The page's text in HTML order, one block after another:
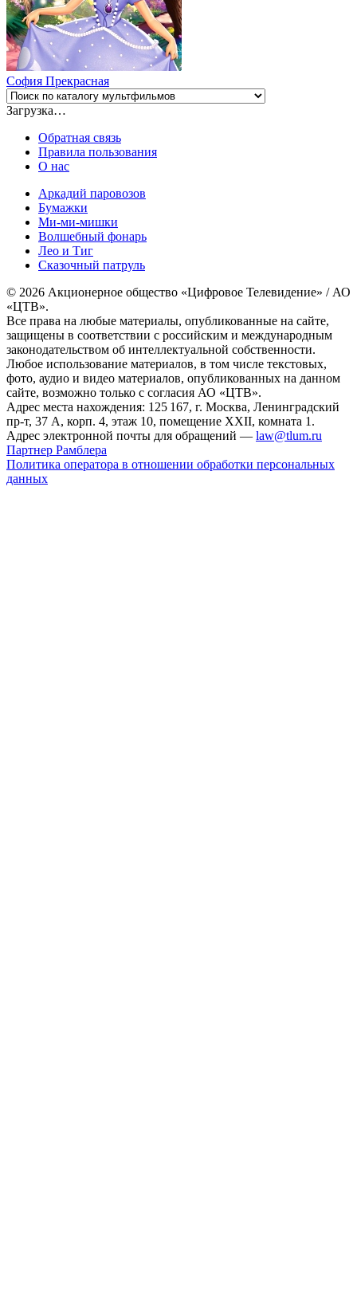
София Прекрасная
Загрузка…
Обратная связь
Правила пользования
О нас
Аркадий паровозов
Бумажки
Ми-ми-мишки
Волшебный фонарь
Лео и Тиг
Сказочный патруль
© 2026 Акционерное общество «Цифровое Телевидение» / АО
«ЦТВ».
Все права на любые материалы, опубликованные на сайте,
защищены в соответствии с российским и международным
законодательством об интеллектуальной собственности.
Любое использование материалов, в том числе текстовых,
фото, аудио и видео материалов, опубликованных на данном
сайте, возможно только с согласия АО «ЦТВ».
Адрес места нахождения: 125 167, г. Москва, Ленинградский
пр-т, 37 А, корп. 4, этаж 10, помещение XXII, комната 1.
Адрес электронной почты для обращений — law@tlum.ru
Партнер Рамблера
Политика оператора в отношении обработки персональных
данных